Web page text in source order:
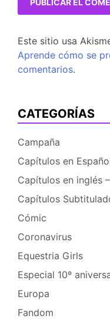
Este sitio usa
Aprende cómo se
comentarios.
CATEGORÍAS
Campaña
Capítulos en
Capítulos en inglés
Capítulos
Cómic
Coronavirus
Equestria Girls
Especial 10º
Europa
Fandom